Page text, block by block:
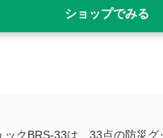
ショップでみる
クBRS-33は、33点の防災